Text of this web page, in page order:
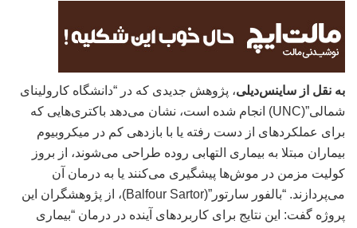
به نقل از ساینس‌دیلی، پژوهش جدیدی که در “دانشگاه کارولینای
شمالی”(UNC) انجام شده است، نشان می‌دهد باکتری‌هایی که
برای عملکردهای از دست رفته یا با بازدهی کم در میکروبیوم
بیماران مبتلا به بیماری التهابی روده طراحی می‌شوند، از بروز
کولیت مزمن در موش‌ها پیشگیری می‌کنند یا به درمان آن
می‌پردازند. “بالفور سارتور”(Balfour Sartor)، از پژوهشگران این
پروژه گفت: این نتایج برای کاربردهای آینده در درمان “بیماری